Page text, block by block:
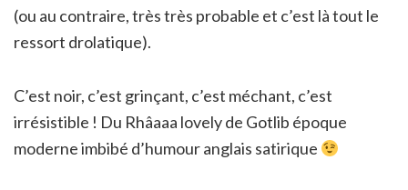
(ou au contraire, très très probable et c’est là tout le
ressort drolatique).
C’est noir, c’est grinçant, c’est méchant, c’est
irrésistible ! Du Rhâaaa lovely de Gotlib époque
moderne imbibé d’humour anglais satirique